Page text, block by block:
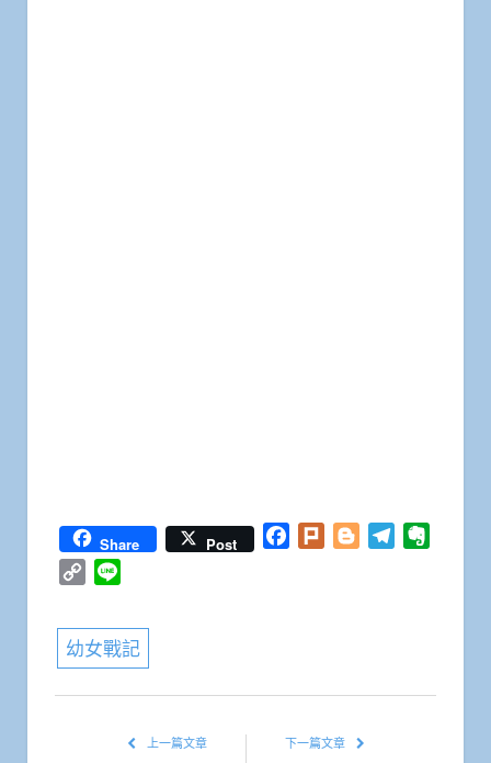
Share Post Facebook
Plurk BloggerTelegram
Copy
幼女戰記
上一篇文章 下一篇文章